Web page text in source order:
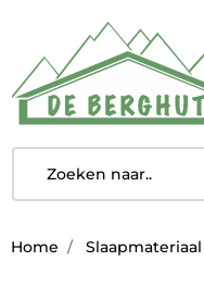
Home Slaapmateriaal